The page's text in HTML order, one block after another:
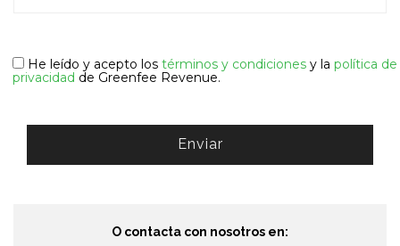
He leído y acepto los términos y condiciones y la política de
privacidad de Greenfee Revenue.
Enviar
O contacta con nosotros en: